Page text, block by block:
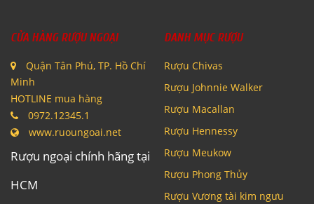
CỬA HÀNG RƯỢU NGOẠI
Quận Tân Phú, TP. Hồ Chí
Minh
HOTLINE mua hàng
0972.12345.1
www.ruoungoai.net
Rượu ngoại chính hãng tại
HCM
DANH MỤC RƯỢU
Rượu Chivas
Rượu Johnnie Walker
Rượu Macallan
Rượu Hennessy
Rượu Meukow
Rượu Phong Thủy
Rượu Vương tài kim ngưu